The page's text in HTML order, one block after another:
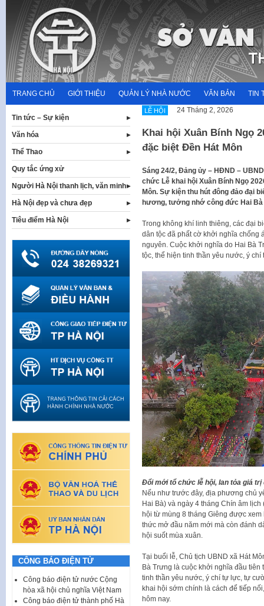
content
TRANG CHỦ GIỚI THIỆU QUẢN LÝ NHÀ NƯỚC VĂN BẢN TIN
LỄ HỘI 24 Tháng 2, 2026
Khai hội Xuân Bính Ngọ
đặc biệt Đền Hát Môn
Sáng 24/2, Đảng ủy – HĐND –
chức Lễ khai hội Xuân Bính Ngọ
Môn. Sự kiện thu hút đông đảo đại
hương, tưởng nhớ công đức Hai Bà
Trong không khí linh thiêng, các đại
dân tộc đã phất cờ khởi nghĩa chống
nguyên. Cuộc khởi nghĩa do Hai Bà
tộc, thể hiện tinh thần yêu nước, ý
Đổi mới tổ chức lễ hội, lan tỏa giá trị
Nếu như trước đây, địa phương chủ
Hai Bà) và ngày 4 tháng Chín âm
hội từ mùng 8 tháng Giêng được
thức mở đầu năm mới mà còn đánh
hội suốt mùa xuân.
Tại buổi lễ, Chủ tịch UBND xã Hát
Bà Trưng là cuộc khởi nghĩa đầu
tinh thần yêu nước, ý chí tự lực, tự
khai hội sớm chính là cách để tiếp
hôm nay.
Tin tức – Sự kiện
Văn hóa
Thể Thao
Quy tắc ứng xử
Người Hà Nội thanh lịch, văn minh
Hà Nội đẹp và chưa đẹp
Tiêu điểm Hà Nội
CÔNG BÁO ĐIỆN TỬ
Công báo điện tử nước Cộng
hòa xã hội chủ nghĩa Việt Nam
Công báo điện tử thành phố Hà